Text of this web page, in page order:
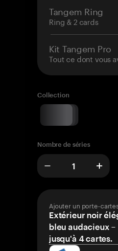
Tangem Ring
Ring & 2 cards
Kit Tangem Pro
Tout ce dont vous
Collection
Nombre de séries
Ajouter un porte-
Extérieur noir
bleu audacieux
jusqu'à 4 cartes.